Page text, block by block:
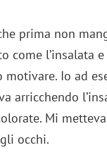
prima non
come l’insalata
motivare. Io ad
arricchendo
Mi
occhi.